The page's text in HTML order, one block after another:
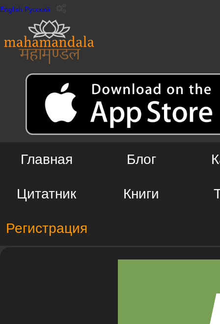
English Русский
Главная Блог
Цитатник Книги
Регистрация